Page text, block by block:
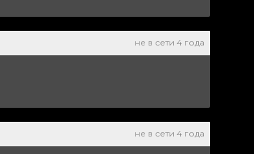
не в сети 4 года
не в сети 4 года